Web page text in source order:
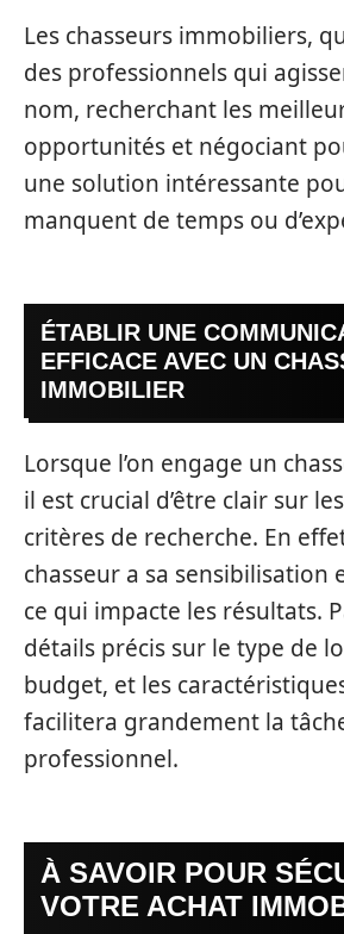
Les chasseurs immobiliers,
des professionnels qui
nom, recherchant les
opportunités et négociant
une solution intéressante
manquent de temps ou
ÉTABLIR UNE
EFFICACE AVEC UN
IMMOBILIER
Lorsque l’on engage un
il est crucial d’être clair sur
critères de recherche. En
chasseur a sa sensibilisation
ce qui impacte les résultats.
détails précis sur le type de
budget, et les
facilitera grandement la
professionnel.
À SAVOIR POUR
VOTRE ACHAT